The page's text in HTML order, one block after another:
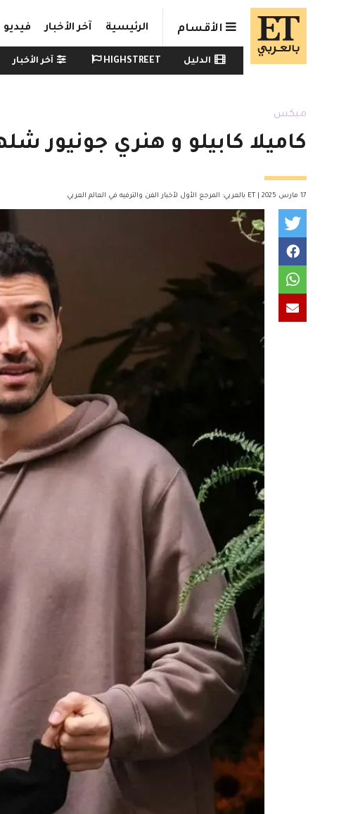
Skip to main content
الأقسام الرئيسية آخر الأخبار فيديو
Watch menu
الدليل HIGHSTREET آخر الأخبار
ميكس
كاميلا كابيلو و هنري جونيور
17 مارس 2025 | ET بالعربي: المرجع الأول لأخبار الفن والترفيه في العالم العربي